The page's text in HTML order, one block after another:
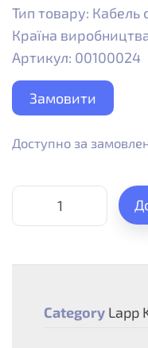
Тип товару: Кабель
Країна
Артикул: 00100024
Замовити
Доступно за
Category Lapp